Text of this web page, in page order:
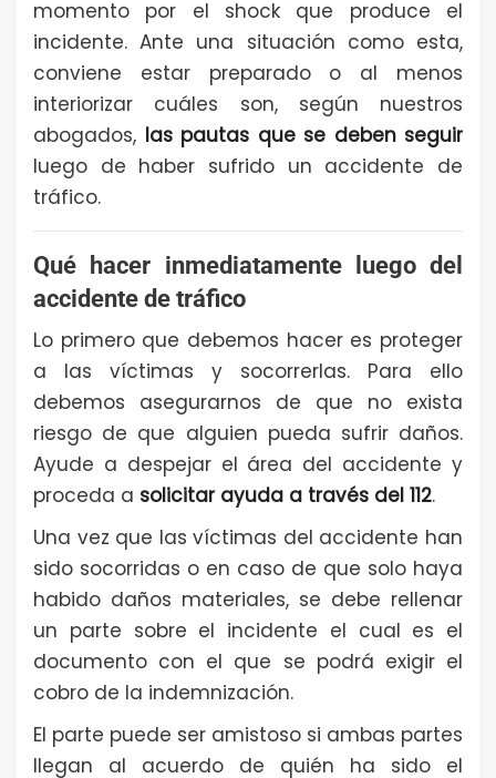
momento por el shock que produce el
incidente. Ante una situación como esta,
conviene estar preparado o al menos
interiorizar cuáles son, según nuestros
abogados, las pautas que se deben seguir
luego de haber sufrido un accidente de
tráfico.
Qué hacer inmediatamente luego del
accidente de tráfico
Lo primero que debemos hacer es proteger
a las víctimas y socorrerlas. Para ello
debemos asegurarnos de que no exista
riesgo de que alguien pueda sufrir daños.
Ayude a despejar el área del accidente y
proceda a solicitar ayuda a través del 112.
Una vez que las víctimas del accidente han
sido socorridas o en caso de que solo haya
habido daños materiales, se debe rellenar
un parte sobre el incidente el cual es el
documento con el que se podrá exigir el
cobro de la indemnización.
El parte puede ser amistoso si ambas partes
llegan al acuerdo de quién ha sido el